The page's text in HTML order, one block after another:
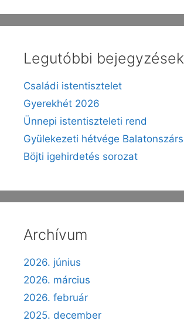
Legutóbbi bejegyzések
Családi istentisztelet
Gyerekhét 2026
Ünnepi istentiszteleti rend
Gyülekezeti hétvége
Böjti igehirdetés sorozat
Archívum
2026. június
2026. március
2026. február
2025. december